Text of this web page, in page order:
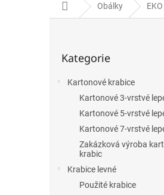
Domů Obálky
kategorie
Kategorie
Kartonové krabice
Kartonové 3-vrstvé
Kartonové 5-vrstvé
Kartonové 7-vrstvé
Zakázková výroba
krabic
Krabice levné
Použité krabice